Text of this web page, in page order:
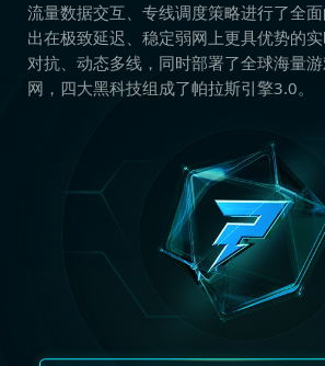
流量数据交互、专线调度策略进行了全
出在极致延迟、稳定弱网上更具优势的
对抗、动态多线，同时部署了全球海量
网，四大黑科技组成了帕拉斯引擎3.0。